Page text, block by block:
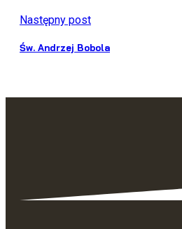
Następny post
Św. Andrzej Bobola